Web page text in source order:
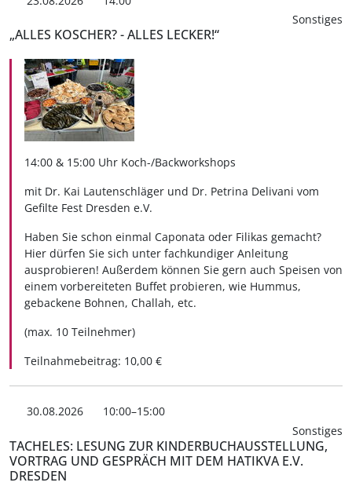
Sonstiges
„ALLES KOSCHER? - ALLES LECKER!“
14:00 & 15:00 Uhr Koch-/Backworkshops
mit Dr. Kai Lautenschläger und Dr. Petrina Delivani vom
Gefilte Fest Dresden e.V.
Haben Sie schon einmal Caponata oder Filikas gemacht?
Hier dürfen Sie sich unter fachkundiger Anleitung
ausprobieren! Außerdem können Sie gern auch Speisen von
einem vorbereiteten Buffet probieren, wie Hummus,
gebackene Bohnen, Challah, etc.
(max. 10 Teilnehmer)
Teilnahmebeitrag: 10,00 €
30.08.2026
10:00–15:00
Sonstiges
TACHELES: LESUNG ZUR KINDERBUCHAUSSTELLUNG,
VORTRAG UND GESPRÄCH MIT DEM HATIKVA E.V.
DRESDEN